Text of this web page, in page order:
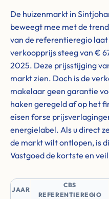
De huizenmarkt in
beweegt mee met de
van de referentieregio
verkoopprijs steeg van €
2025. Deze prijsstijging
markt zien. Doch is de
makelaar geen garantie
haken geregeld af op het
eisen forse
energielabel. Als u direct
de markt wilt ontlopen, is
Vastgoed de kortste en
JAAR
CBS
REFERENTIEREGIO